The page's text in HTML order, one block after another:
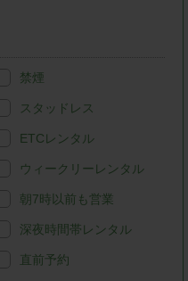
禁煙
スタッドレス
ETCレンタル
ウィークリーレンタル
朝7時以前も営業
深夜時間帯レンタル
直前予約